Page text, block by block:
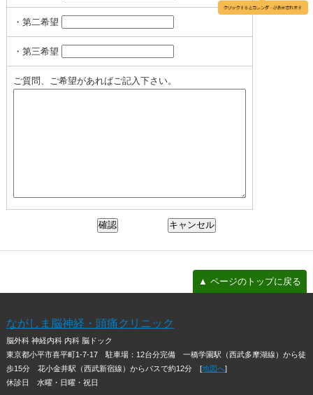
・第二希望
・第三希望
ご質問、ご希望があればご記入下さい。
▲ ページのトップに戻る
ながしま脳神経・頭痛クリニック
脳外科 神経内科 内科 脳ドック
東京都小平市喜平町1-7-17駐車場：12台分完備 一橋学園駅（西武多摩湖線）から徒
歩15分 花小金井駅（西武新宿線）からバスで約12分 [地図へ]
休診日 水曜・日曜・祝日